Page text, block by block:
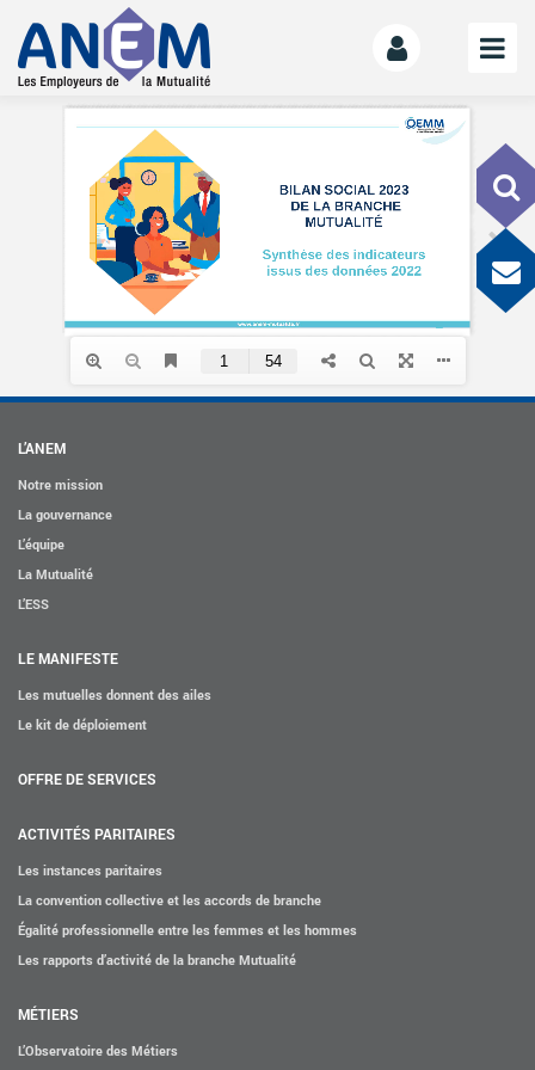
L’ANEM
Notre mission
La gouvernance
L’équipe
La Mutualité
L’ESS
LE MANIFESTE
Le kit de déploiement
OFFRE DE SERVICES
ACTIVITÉS PARITAIRES
Les instances paritaires
Égalité professionnelle entre les femmes et les hommes
Les rapports d’activité de la branche Mutualité
Référentiel des métiers
Certifications professionnelles
Parcours d’intégration
Politique handicap
ACTUALITÉS
L’ANEM
Notre mission
La gouvernance
L’équipe
La Mutualité
L’ESS
LE MANIFESTE
Les mutuelles donnent des ailes
Le kit de déploiement
OFFRE DE SERVICES
ACTIVITÉS PARITAIRES
Les instances paritaires
La convention collective et les accords de branche
Égalité professionnelle entre les femmes et les hommes
Les rapports d’activité de la branche Mutualité
MÉTIERS
L’Observatoire des Métiers